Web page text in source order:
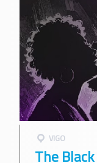
VIGO
The